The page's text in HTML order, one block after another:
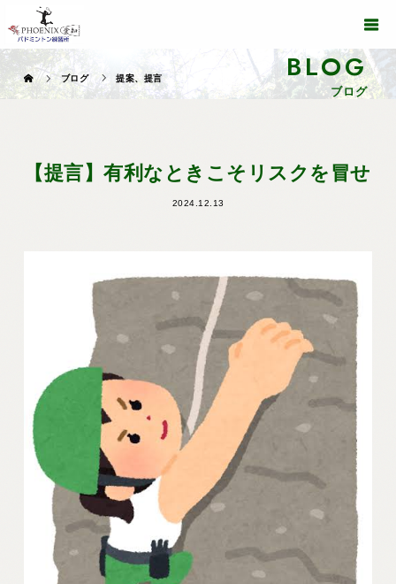
BLOG
ブログ
ブログ 提案、提言
【提言】有利なときこそリスクを冒せ
2024.12.13